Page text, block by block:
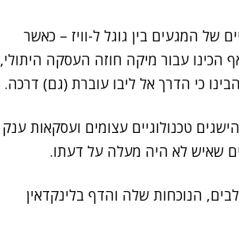
של המגעים בין גוגל ל-וויז – כאשר
עבור מיקה חוזה העסקה היתולי,
כי הדרך אל ליבו עוברת (גם) דרכה.
טכנולוגיים עצומים ועסקאות ענק
שאיש לא היה מעלה על דעתו.
הנוכחות שלה והדף בלינקדאין